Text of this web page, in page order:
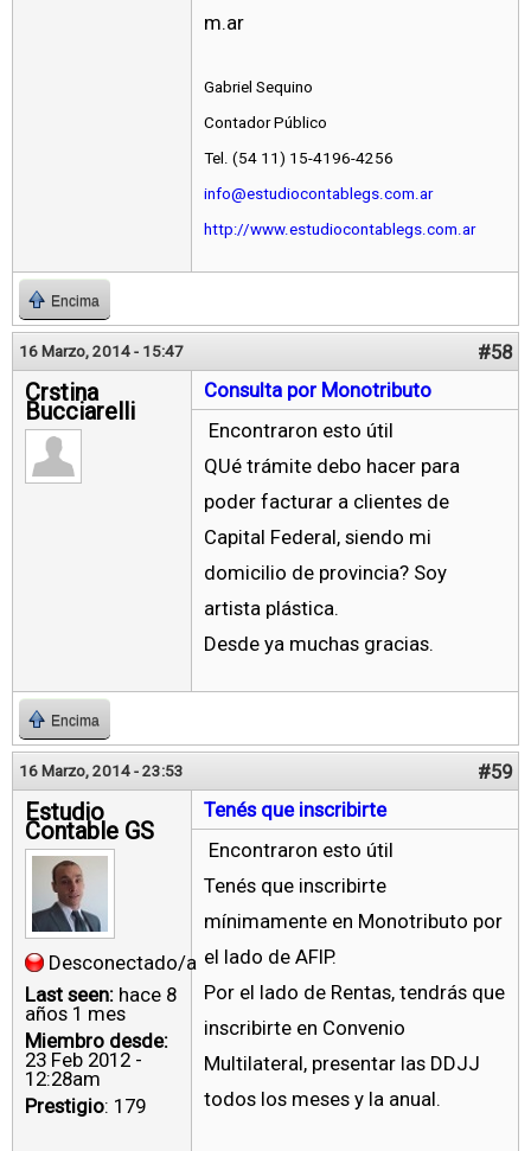
m.ar
Gabriel Sequino
Contador Público
Tel. (54 11) 15-4196-4256
info@estudiocontablegs.com.ar
http://www.estudiocontablegs.com.ar
Encima
16 Marzo, 2014 - 15:47 #58
Crstina
Bucciarelli
Consulta por Monotributo
Encontraron esto útil
QUé trámite debo hacer para
poder facturar a clientes de
Capital Federal, siendo mi
domicilio de provincia? Soy
artista plástica.
Desde ya muchas gracias.
Encima
16 Marzo, 2014 - 23:53 #59
Estudio
Contable GS
Desconectado/a
Last seen: hace 8
años 1 mes
Miembro desde:
23 Feb 2012 -
12:28am
Prestigio: 179
Tenés que inscribirte
Encontraron esto útil
Tenés que inscribirte
mínimamente en Monotributo por
el lado de AFIP.
Por el lado de Rentas, tendrás que
inscribirte en Convenio
Multilateral, presentar las DDJJ
todos los meses y la anual.